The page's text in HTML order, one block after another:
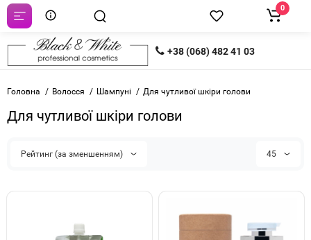
+38 (068) 482 41 03
0
Головна Волосся Шампуні Для чутливої шкіри голови
Для чутливої шкіри голови
Рейтинг (за зменшенням) 45